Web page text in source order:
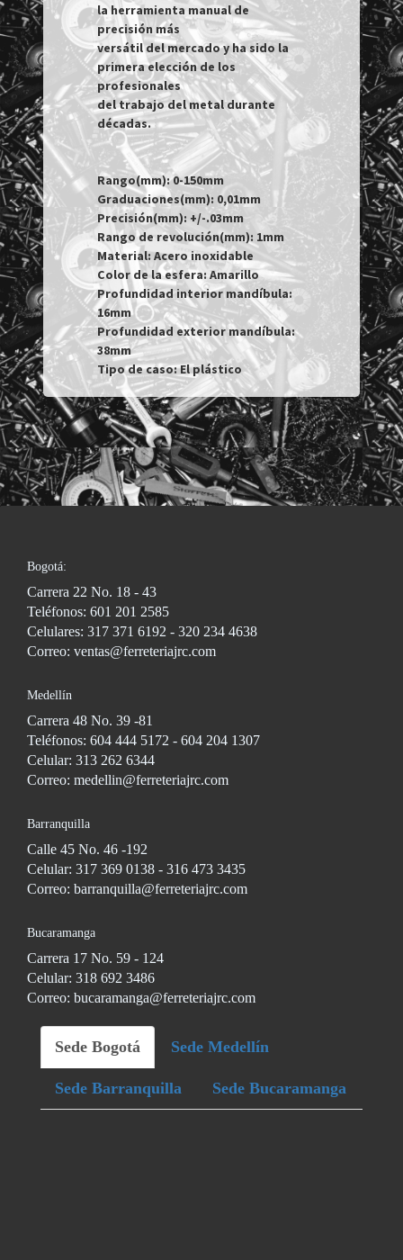
la herramienta manual de
precisión más
versátil del mercado y ha sido la
primera elección de los
profesionales
del trabajo del metal durante
décadas.
Rango(mm): 0-150mm
Graduaciones(mm): 0,01mm
Precisión(mm): +/-.03mm
Rango de revolución(mm): 1mm
Material: Acero inoxidable
Color de la esfera: Amarillo
Profundidad interior mandíbula:
16mm
Profundidad exterior mandíbula:
38mm
Tipo de caso: El plástico
Bogotá:
Carrera 22 No. 18 - 43
Teléfonos: 601 201 2585
Celulares: 317 371 6192 - 320 234 4638
Correo: ventas@ferreteriajrc.com
Medellín
Carrera 48 No. 39 -81
Teléfonos: 604 444 5172 - 604 204 1307
Celular: 313 262 6344
Correo: medellin@ferreteriajrc.com
Barranquilla
Calle 45 No. 46 -192
Celular: 317 369 0138 - 316 473 3435
Correo: barranquilla@ferreteriajrc.com
Bucaramanga
Carrera 17 No. 59 - 124
Celular: 318 692 3486
Correo: bucaramanga@ferreteriajrc.com
Sede Bogotá Sede Medellín
Sede Barranquilla Sede Bucaramanga